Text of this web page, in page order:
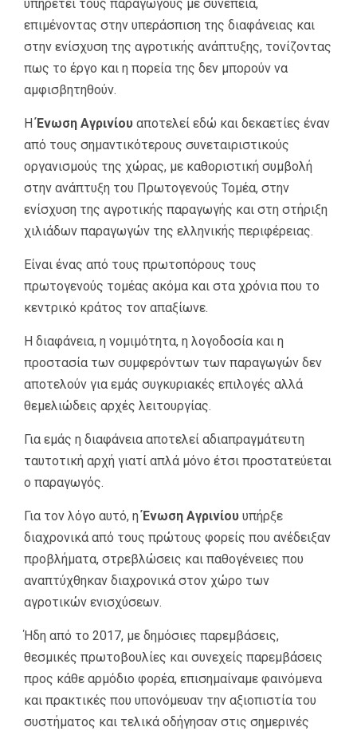
υπηρετεί τους παραγωγούς με συνέπεια,
επιμένοντας στην υπεράσπιση της διαφάνειας και
στην ενίσχυση της αγροτικής ανάπτυξης, τονίζοντας
πως το έργο και η πορεία της δεν μπορούν να
αμφισβητηθούν.
ΗΈνωση Αγρινίου αποτελεί εδώ και δεκαετίες έναν
από τους σημαντικότερους συνεταιριστικούς
οργανισμούς της χώρας, με καθοριστική συμβολή
στην ανάπτυξη του Πρωτογενούς Τομέα, στην
ενίσχυση της αγροτικής παραγωγής και στη στήριξη
χιλιάδων παραγωγών της ελληνικής περιφέρειας.
Είναι ένας από τους πρωτοπόρους τους
πρωτογενούς τομέας ακόμα και στα χρόνια που το
κεντρικό κράτος τον απαξίωνε.
Η διαφάνεια, η νομιμότητα, η λογοδοσία και η
προστασία των συμφερόντων των παραγωγών δεν
αποτελούν για εμάς συγκυριακές επιλογές αλλά
θεμελιώδεις αρχές λειτουργίας.
Για εμάς η διαφάνεια αποτελεί αδιαπραγμάτευτη
ταυτοτική αρχή γιατί απλά μόνο έτσι προστατεύεται
ο παραγωγός.
Για τον λόγο αυτό, ηΈνωση Αγρινίου υπήρξε
διαχρονικά από τους πρώτους φορείς που ανέδειξαν
προβλήματα, στρεβλώσεις και παθογένειες που
αναπτύχθηκαν διαχρονικά στον χώρο των
αγροτικών ενισχύσεων.
Ήδη από το 2017, με δημόσιες παρεμβάσεις,
θεσμικές πρωτοβουλίες και συνεχείς παρεμβάσεις
προς κάθε αρμόδιο φορέα, επισημαίναμε φαινόμενα
και πρακτικές που υπονόμευαν την αξιοπιστία του
συστήματος και τελικά οδήγησαν στις σημερινές